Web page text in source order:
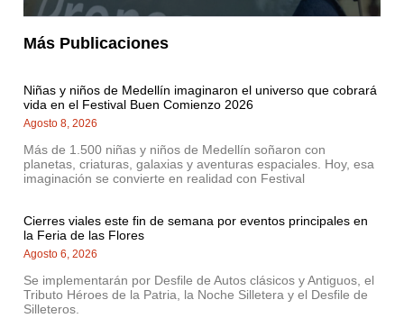
Más Publicaciones
Niñas y niños de Medellín imaginaron el universo que cobrará
vida en el Festival Buen Comienzo 2026
Agosto 8, 2026
Más de 1.500 niñas y niños de Medellín soñaron con
planetas, criaturas, galaxias y aventuras espaciales. Hoy, esa
imaginación se convierte en realidad con Festival
Cierres viales este fin de semana por eventos principales en
la Feria de las Flores
Agosto 6, 2026
Se implementarán por Desfile de Autos clásicos y Antiguos, el
Tributo Héroes de la Patria, la Noche Silletera y el Desfile de
Silleteros.